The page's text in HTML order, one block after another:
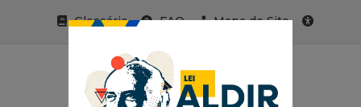
Glossário FAQ
Mapa do Site